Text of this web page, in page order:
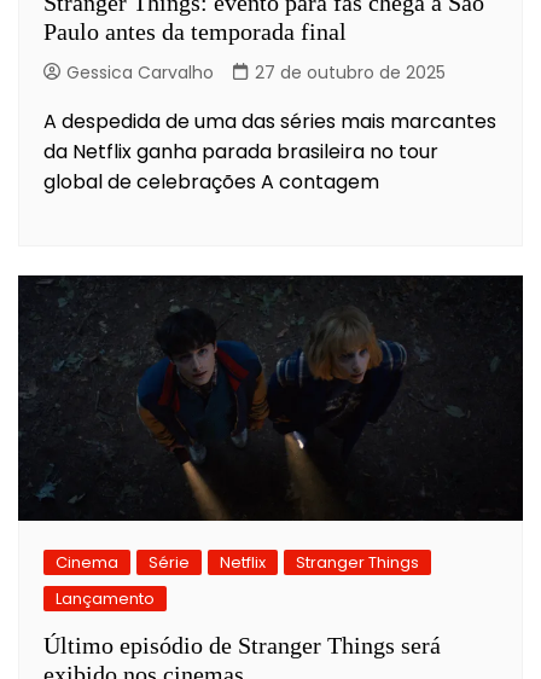
Paulo antes da temporada final
Gessica Carvalho 27 de outubro de 2025
A despedida de uma das séries mais marcantes
da Netflix ganha parada brasileira no tour
global de celebrações A contagem
Cinema Série Netflix
Stranger Things
Lançamento
Último episódio de Stranger Things será
exibido nos cinemas